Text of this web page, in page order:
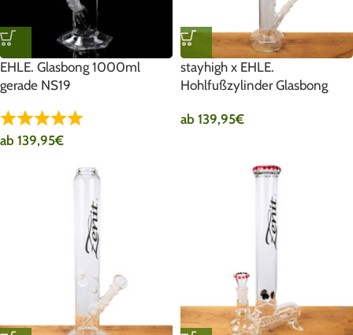
EHLE. Glasbong 1000ml
gerade NS19
ab 139,95€
stayhigh x EHLE.
Hohlfußzylinder Glasbong
ab 139,95€